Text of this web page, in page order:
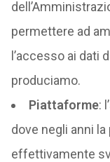
permettere ad
l’accesso ai dati
produciamo.
Piattaforme:
dove negli anni
effettivamente